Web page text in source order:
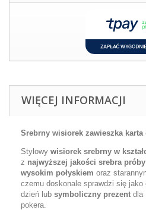
WIĘCEJ INFORMACJI
Srebrny wisiorek zawieszka karta
Stylowy wisiorek srebrny w
z najwyższej jakości srebra próby
wysokim połyskiem oraz
czemu doskonale sprawdzi się
dzień lub symboliczny prezent dla
pokera.